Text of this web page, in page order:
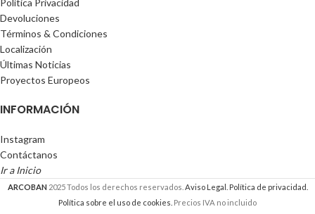
Política Privacidad
Devoluciones
Términos & Condiciones
Localización
Últimas Noticias
Proyectos Europeos
INFORMACIÓN
Instagram
Contáctanos
Ir a Inicio
ARCOBAN 2025 Todos los derechos reservados. Aviso Legal.
Política de privacidad.
Política sobre el uso de cookies. Precios IVA no incluido